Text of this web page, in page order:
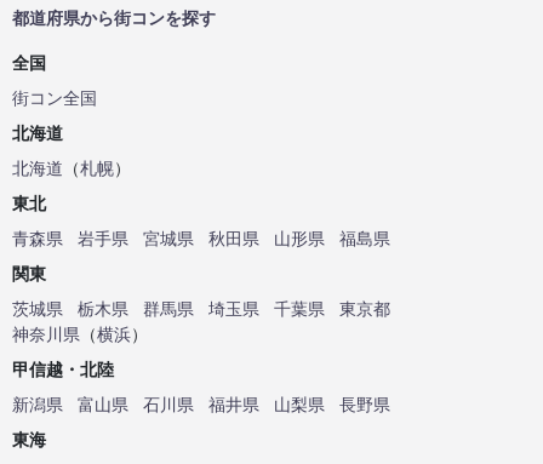
都道府県から街コンを探す
全国
街コン全国
北海道
北海道 （札幌）
東北
青森県
岩手県 宮城県 秋田県 山形県
福島県
関東
茨城県
栃木県 群馬県 埼玉県 千葉県
東京都
神奈川県 （横浜）
甲信越・北陸
新潟県
富山県 石川県 福井県 山梨県
長野県
東海